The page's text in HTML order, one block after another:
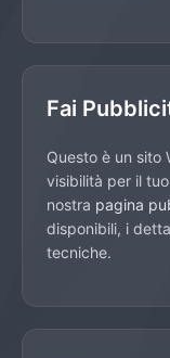
Fai
Questo è un sito
visibilità per il
nostra pagina
disponibili, i
tecniche.